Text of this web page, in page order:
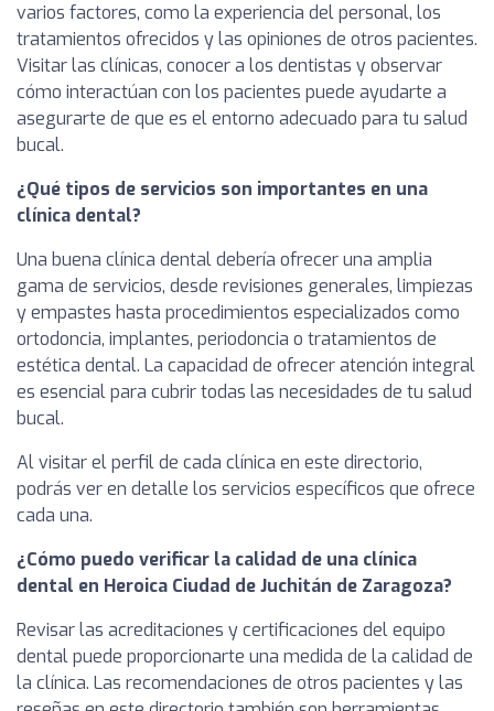
varios factores, como la experiencia del personal, los
tratamientos ofrecidos y las opiniones de otros pacientes.
Visitar las clínicas, conocer a los dentistas y observar
cómo interactúan con los pacientes puede ayudarte a
asegurarte de que es el entorno adecuado para tu salud
bucal.
¿Qué tipos de servicios son importantes en una
clínica dental?
Una buena clínica dental debería ofrecer una amplia
gama de servicios, desde revisiones generales, limpiezas
y empastes hasta procedimientos especializados como
ortodoncia, implantes, periodoncia o tratamientos de
estética dental. La capacidad de ofrecer atención integral
es esencial para cubrir todas las necesidades de tu salud
bucal.
Al visitar el perfil de cada clínica en este directorio,
podrás ver en detalle los servicios específicos que ofrece
cada una.
¿Cómo puedo verificar la calidad de una clínica
dental en Heroica Ciudad de Juchitán de Zaragoza?
Revisar las acreditaciones y certificaciones del equipo
dental puede proporcionarte una medida de la calidad de
la clínica. Las recomendaciones de otros pacientes y las